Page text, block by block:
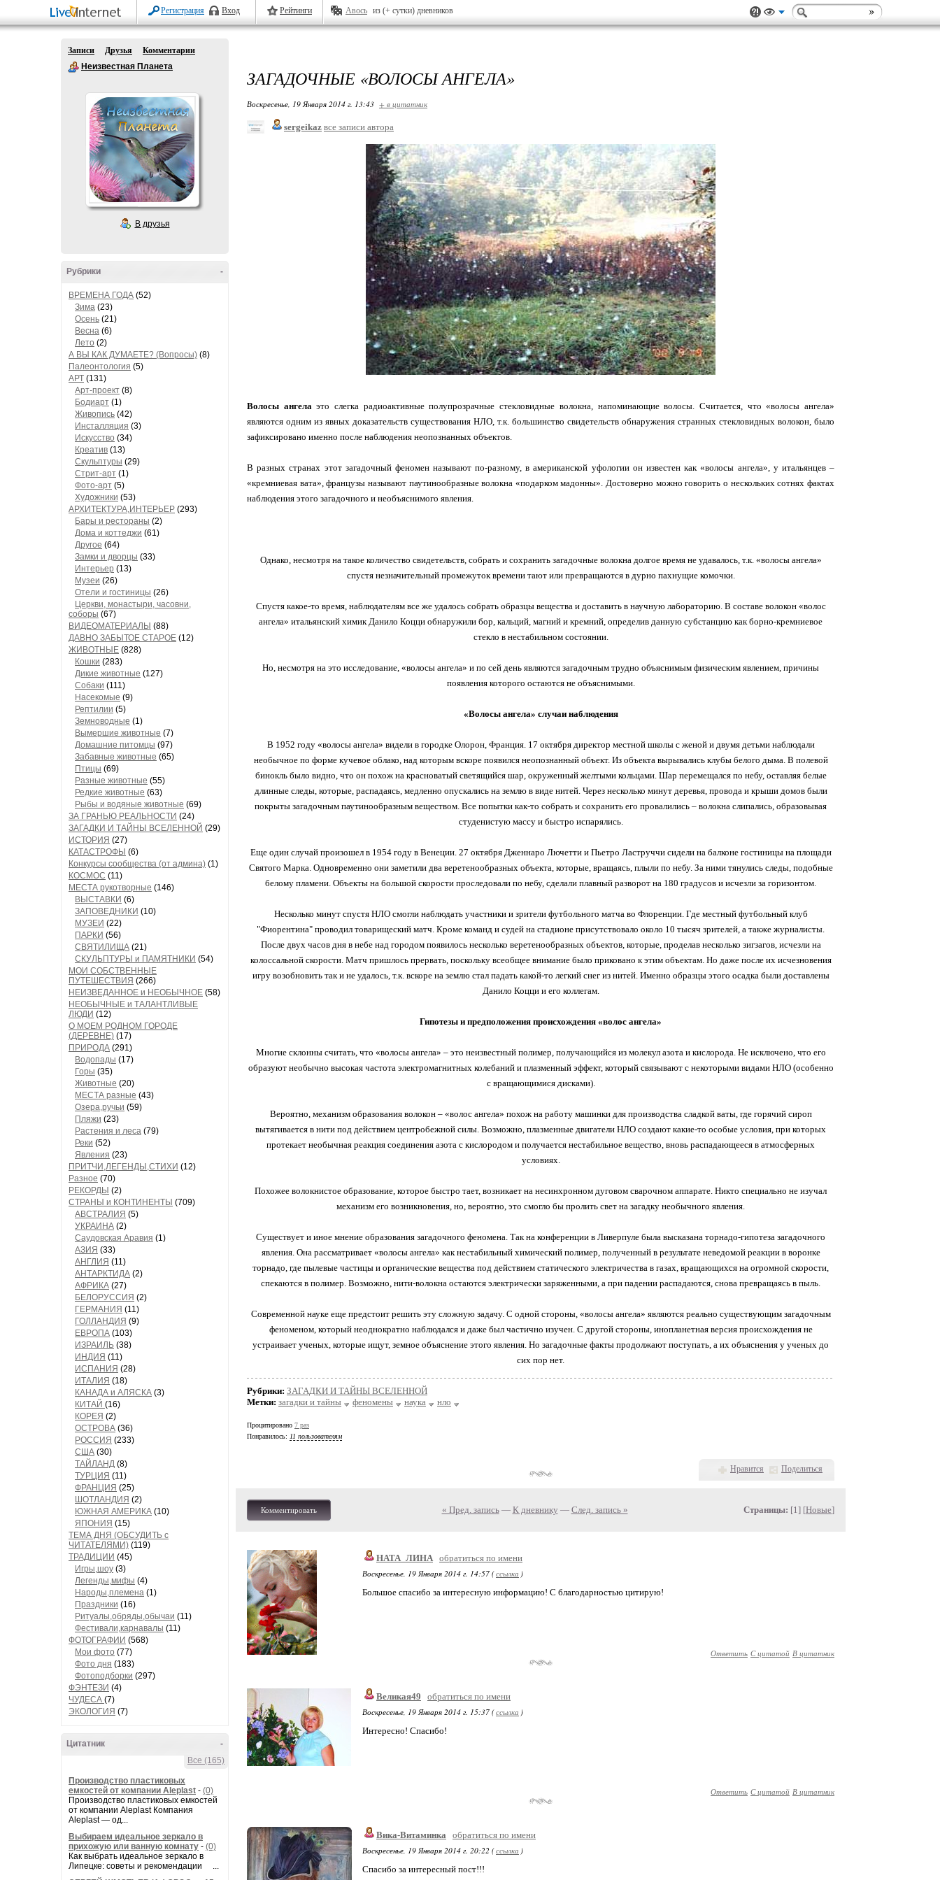
Регистрация Вход Рейтинги Авось из (+ сутки) дневников
Записи Друзья
Комментарии
Неизвестная Планета
В друзья
-
Рубрики
ВРЕМЕНА ГОДА (52)
Зима (23)
Осень (21)
Весна (6)
Лето (2)
А ВЫ КАК ДУМАЕТЕ? (Вопросы) (8)
Палеонтология (5)
АРТ (131)
Арт-проект (8)
Бодиарт (1)
Живопись (42)
Инсталляция (3)
Искусство (34)
Креатив (13)
Скульптуры (29)
Стрит-арт (1)
Фото-арт (5)
Художники (53)
АРХИТЕКТУРА,ИНТЕРЬЕР (293)
Бары и рестораны (2)
Дома и коттеджи (61)
Другое (64)
Замки и дворцы (33)
Интерьер (13)
Музеи (26)
Отели и гостиницы (26)
Церкви, монастыри, часовни,
соборы (67)
ВИДЕОМАТЕРИАЛЫ (88)
ДАВНО ЗАБЫТОЕ СТАРОЕ (12)
ЖИВОТНЫЕ (828)
Кошки (283)
Дикие животные (127)
Собаки (111)
Насекомые (9)
Рептилии (5)
Земноводные (1)
Вымершие животные (7)
Домашние питомцы (97)
Забавные животные (65)
Птицы (69)
Разные животные (55)
Редкие животные (63)
Рыбы и водяные животные (69)
ЗА ГРАНЬЮ РЕАЛЬНОСТИ (24)
ЗАГАДКИ И ТАЙНЫ ВСЕЛЕННОЙ (29)
ИСТОРИЯ (27)
КАТАСТРОФЫ (6)
Конкурсы сообщества (от админа) (1)
КОСМОС (11)
МЕСТА рукотворные (146)
ВЫСТАВКИ (6)
ЗАПОВЕДНИКИ (10)
МУЗЕИ (22)
ПАРКИ (56)
СВЯТИЛИЩА (21)
СКУЛЬПТУРЫ и ПАМЯТНИКИ (54)
МОИ СОБСТВЕННЫЕ
ПУТЕШЕСТВИЯ (266)
НЕИЗВЕДАННОЕ и НЕОБЫЧНОЕ (58)
НЕОБЫЧНЫЕ и ТАЛАНТЛИВЫЕ
ЛЮДИ (12)
О МОЕМ РОДНОМ ГОРОДЕ
(ДЕРЕВНЕ) (17)
ПРИРОДА (291)
Водопады (17)
Горы (35)
Животные (20)
МЕСТА разные (43)
Озера,ручьи (59)
Пляжи (23)
Растения и леса (79)
Реки (52)
Явления (23)
ПРИТЧИ,ЛЕГЕНДЫ,СТИХИ (12)
Разное (70)
РЕКОРДЫ (2)
СТРАНЫ и КОНТИНЕНТЫ (709)
АВСТРАЛИЯ (5)
УКРАИНА (2)
Саудовская Аравия (1)
АЗИЯ (33)
АНГЛИЯ (11)
АНТАРКТИДА (2)
АФРИКА (27)
БЕЛОРУССИЯ (2)
ГЕРМАНИЯ (11)
ГОЛЛАНДИЯ (9)
ЕВРОПА (103)
ИЗРАИЛЬ (38)
ИНДИЯ (11)
ИСПАНИЯ (28)
ИТАЛИЯ (18)
КАНАДА и АЛЯСКА (3)
КИТАЙ (16)
КОРЕЯ (2)
ОСТРОВА (36)
РОССИЯ (233)
США (30)
ТАЙЛАНД (8)
ТУРЦИЯ (11)
ФРАНЦИЯ (25)
ШОТЛАНДИЯ (2)
ЮЖНАЯ АМЕРИКА (10)
ЯПОНИЯ (15)
ТЕМА ДНЯ (ОБСУДИТЬ с
ЧИТАТЕЛЯМИ) (119)
ТРАДИЦИИ (45)
Игры,шоу (3)
Легенды,мифы (4)
Народы,племена (1)
Праздники (16)
Ритуалы,обряды,обычаи (11)
Фестивали,карнавалы (11)
ФОТОГРАФИИ (568)
Мои фото (77)
Фото дня (183)
Фотоподборки (297)
ФЭНТЕЗИ (4)
ЧУДЕСА (7)
ЭКОЛОГИЯ (7)
-
Цитатник
Все (165)
Производство пластиковых
емкостей от компании Aleplast - (0)
Производство пластиковых емкостей
от компании Aleplast Компания
Aleplast — од...
Выбираем идеальное зеркало в
прихожую или ванную комнату - (0)
Как выбрать идеальное зеркало в
Липецке: советы и рекомендации ...
ЗАГАДОЧНЫЕ «ВОЛОСЫ АНГЕЛА»
Воскресенье, 19 Января 2014 г. 13:43 + в цитатник
sergeikaz все записи автора
Волосы ангелаэто слегка радиоактивные полупрозрачные стекловидные волокна, напоминающие волосы. Считается, что «волосы ангела»
являются одним из явных доказательств существования НЛО, т.к. большинство свидетельств обнаружения странных стекловидных волокон, было
зафиксировано именно после наблюдения неопознанных объектов.
В разных странах этот загадочный феномен называют по-разному, в американской уфологии он известен как «волосы ангела», у итальянцев –
«кремниевая вата», французы называют паутинообразные волокна «подарком мадонны». Достоверно можно говорить о нескольких сотнях фактах
наблюдения этого загадочного и необъяснимого явления.
Однако, несмотря на такое количество свидетельств, собрать и сохранить загадочные волокна долгое время не удавалось, т.к. «волосы ангела»
спустя незначительный промежуток времени тают или превращаются в дурно пахнущие комочки.
Спустя какое-то время, наблюдателям все же удалось собрать образцы вещества и доставить в научную лабораторию. В составе волокон «волос
ангела» итальянский химик Данило Коцци обнаружили бор, кальций, магний и кремний, определив данную субстанцию как борно-кремниевое
стекло в нестабильном состоянии.
Но, несмотря на это исследование, «волосы ангела» и по сей день являются загадочным трудно объяснимым физическим явлением, причины
появления которого остаются не объяснимыми.
«Волосы ангела» случаи наблюдения
В 1952 году «волосы ангела» видели в городке Олорон, Франция. 17 октября директор местной школы с женой и двумя детьми наблюдали
необычное по форме кучевое облако, над которым вскоре появился неопознанный объект. Из объекта вырывались клубы белого дыма. В полевой
бинокль было видно, что он похож на красноватый светящийся шар, окруженный желтыми кольцами. Шар перемещался по небу, оставляя белые
длинные следы, которые, распадаясь, медленно опускались на землю в виде нитей. Через несколько минут деревья, провода и крыши домов были
покрыты загадочным паутинообразным веществом. Все попытки как-то собрать и сохранить его провалились – волокна слипались, образовывая
студенистую массу и быстро испарялись.
Еще один случай произошел в 1954 году в Венеции. 27 октября Дженнаро Лючетти и Пьетро Ластруччи сидели на балконе гостиницы на площади
Святого Марка. Одновременно они заметили два веретенообразных объекта, которые, вращаясь, плыли по небу. За ними тянулись следы, подобные
белому пламени. Объекты на большой скорости проследовали по небу, сделали плавный разворот на 180 градусов и исчезли за горизонтом.
Несколько минут спустя НЛО смогли наблюдать участники и зрители футбольного матча во Флоренции. Где местный футбольный клуб
"Фиорентина" проводил товарищеский матч. Кроме команд и судей на стадионе присутствовало около 10 тысяч зрителей, а также журналисты.
После двух часов дня в небе над городом появилось несколько веретенообразных объектов, которые, проделав несколько зигзагов, исчезли на
колоссальной скорости. Матч пришлось прервать, поскольку всеобщее внимание было приковано к этим объектам. Но даже после их исчезновения
игру возобновить так и не удалось, т.к. вскоре на землю стал падать какой-то легкий снег из нитей. Именно образцы этого осадка были доставлены
Данило Коцци и его коллегам.
Гипотезы и предположения происхождения «волос ангела»
Многие склонны считать, что «волосы ангела» – это неизвестный полимер, получающийся из молекул азота и кислорода. Не исключено, что его
образуют необычно высокая частота электромагнитных колебаний и плазменный эффект, который связывают с некоторыми видами НЛО (особенно
с вращающимися дисками).
Вероятно, механизм образования волокон – «волос ангела» похож на работу машинки для производства сладкой ваты, где горячий сироп
вытягивается в нити под действием центробежной силы. Возможно, плазменные двигатели НЛО создают какие-то особые условия, при которых
протекает необычная реакция соединения азота с кислородом и получается нестабильное вещество, вновь распадающееся в атмосферных
условиях.
Похожее волокнистое образование, которое быстро тает, возникает на несинхронном дуговом сварочном аппарате. Никто специально не изучал
механизм его возникновения, но, вероятно, это смогло бы пролить свет на загадку необычного явления.
Существует и иное мнение образования загадочного феномена. Так на конференции в Ливерпуле была высказана торнадо-гипотеза загадочного
явления. Она рассматривает «волосы ангела» как нестабильный химический полимер, полученный в результате неведомой реакции в воронке
торнадо, где пылевые частицы и органические вещества под действием статического электричества в газах, вращающихся на огромной скорости,
спекаются в полимер. Возможно, нити-волокна остаются электрически заряженными, а при падении распадаются, снова превращаясь в пыль.
Современной науке еще предстоит решить эту сложную задачу. С одной стороны, «волосы ангела» являются реально существующим загадочным
феноменом, который неоднократно наблюдался и даже был частично изучен. С другой стороны, инопланетная версия происхождения не
устраивает ученых, которые ищут, земное объяснение этого явления. Но загадочные факты продолжают поступать, а их объяснения у ученых до
сих пор нет.
Рубрики: ЗАГАДКИ И ТАЙНЫ ВСЕЛЕННОЙ
Метки: загадки и тайны феномены наука нло
Процитировано 7 раз
Понравилось: 11 пользователям
Нравится Поделиться
Комментировать « Пред. запись— К дневнику — След. запись » Страницы: [1] [Новые]
НАТА_ЛИНА обратиться по имени
Воскресенье, 19 Января 2014 г. 14:57 (ссылка )
Большое спасибо за интересную информацию! С благодарностью цитирую!
Ответить С цитатой В цитатник
Великая49
обратиться по имени
Воскресенье, 19 Января 2014 г. 15:37 (ссылка )
Интересно! Спасибо!
Ответить С цитатой В цитатник
Вика-Витаминка
обратиться по имени
Воскресенье, 19 Января 2014 г. 20:22 (ссылка )
Спасибо за интересный пост!!!